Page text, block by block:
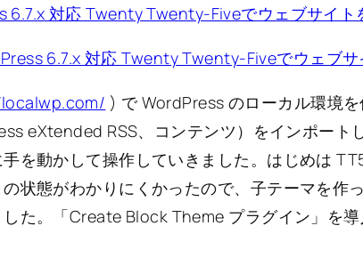
6.7.x 対応 Twenty Twenty-Fiveでウェブサイト
6.7.x 対応 Twenty Twenty-Fiveでウェブサ
) で WordPress のローカル環境
eXtended RSS、コンテンツ）をインポート
を動かして操作していきました。はじめは
状態がわかりにくかったので、子テーマを作
た。「Create Block Theme プラグイン」を